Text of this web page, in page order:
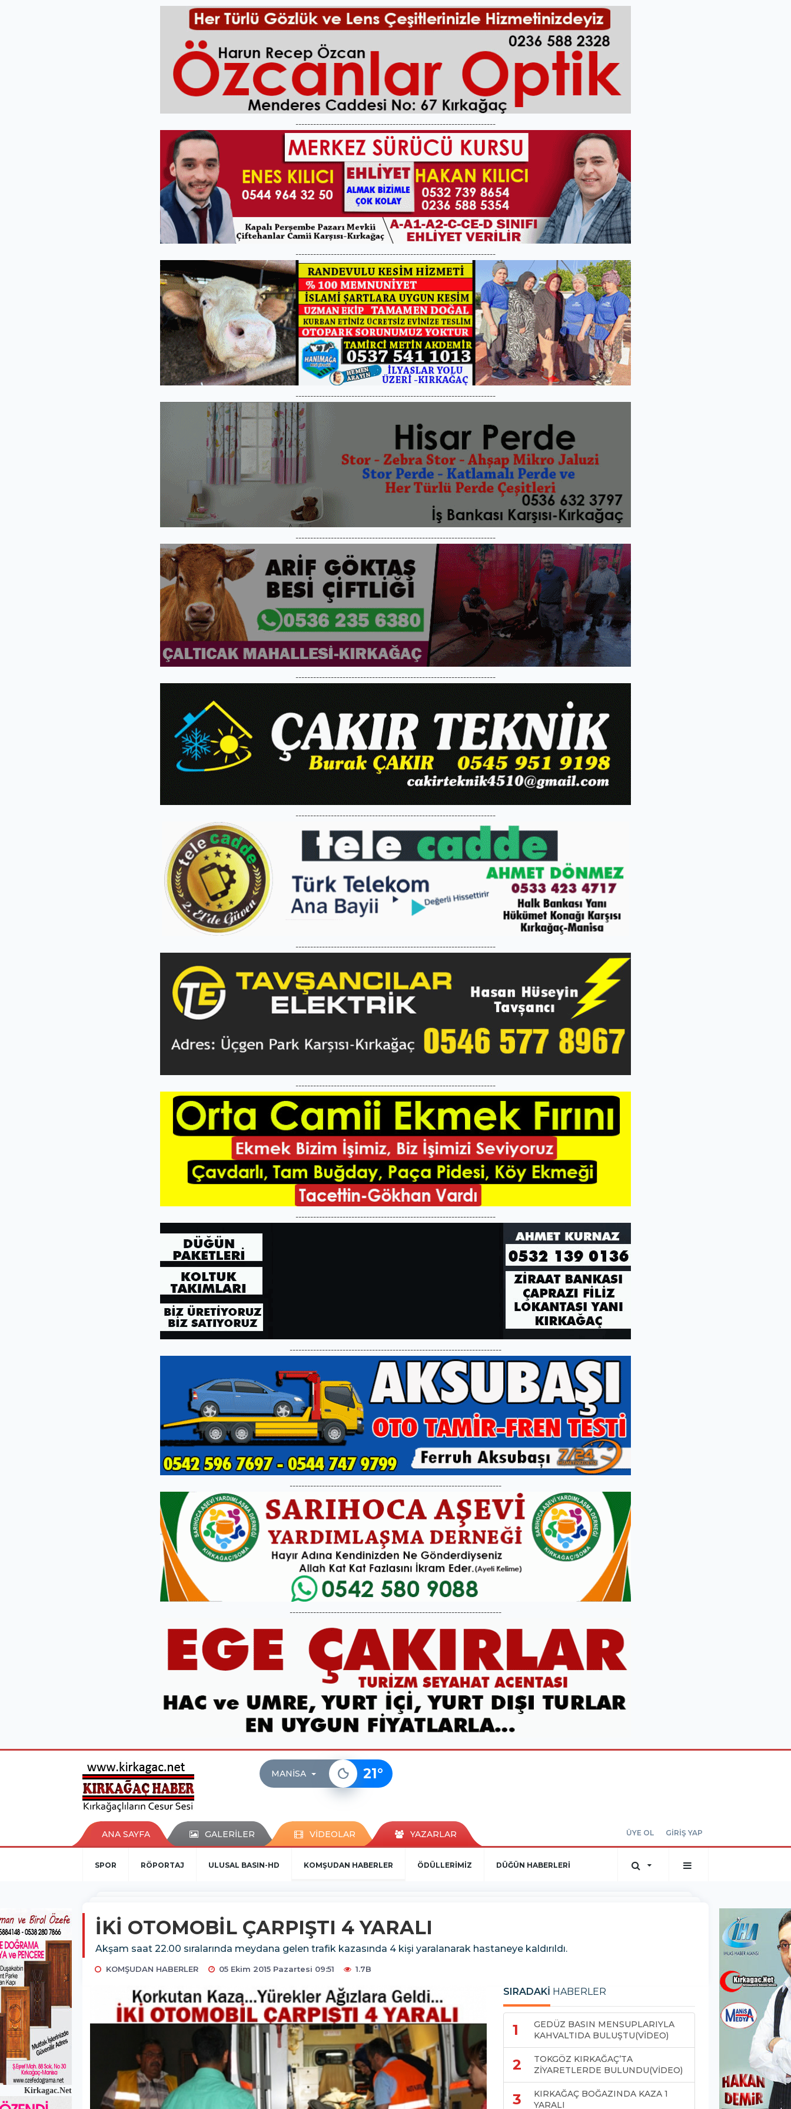
--------------------------------------------------------------------
--------------------------------------------------------------------
--------------------------------------------------------------------
--------------------------------------------------------------------
--------------------------------------------------------------------
--------------------------------------------------------------------
--------------------------------------------------------------------
--------------------------------------------------------------------
--------------------------------------------------------------------
------------------------------------------------------------------------
------------------------------------------------------------------------
------------------------------------------------------------------------
MANISA 21°
ANA SAYFA GALERİLER VİDEOLAR YAZARLAR ÜYE OL GİRİŞ YAP
SPOR RÖPORTAJ ULUSAL BASIN-HD KOMŞUDAN HABERLER ÖDÜLLERİMİZ DÜĞÜN HABERLERİ
İKİ OTOMOBİL ÇARPIŞTI 4 YARALI
Akşam saat 22.00 sıralarında meydana gelen trafik kazasında 4 kişi yaralanarak hastaneye kaldırıldı.
KOMŞUDAN HABERLER 05 Ekim 2015 Pazartesi 09:51 1.7B
SIRADAKİ HABERLER
1
GEDÜZ BASIN MENSUPLARIYLA
KAHVALTIDA BULUŞTU(VİDEO)
2
TOKGÖZ KIRKAĞAÇ’TA
ZİYARETLERDE BULUNDU(VİDEO)
3
KIRKAĞAÇ BOĞAZINDA KAZA 1
YARALI
Kirkagac.Net